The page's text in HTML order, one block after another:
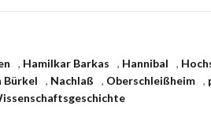
, Hamilkar Barkas , Hannibal ,
Bürkel , Nachlaß , Oberschleißheim ,